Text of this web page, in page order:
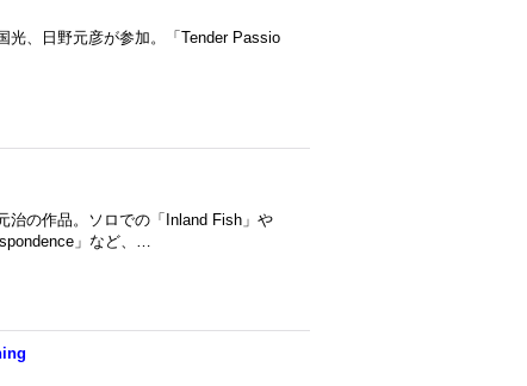
光、日野元彦が参加。「Tender Passio
治の作品。ソロでの「Inland Fish」や
」など、…